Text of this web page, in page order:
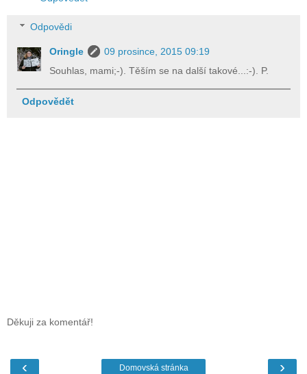
Odpovědi
Oringle
09 prosince, 2015 09:19
Souhlas, mami;-). Těším se na další takové...:-). P.
Odpovědět
Děkuji za komentář!
‹ ›
Domovská stránka